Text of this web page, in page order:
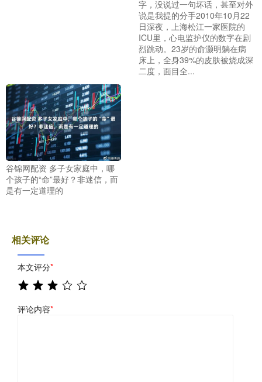
字，没说过一句坏话，甚至对外
说是我提的分手2010年10月22
日深夜，上海松江一家医院的
ICU里，心电监护仪的数字在剧
烈跳动。23岁的俞灏明躺在病
床上，全身39%的皮肤被烧成深
二度，面目全...
谷锦网配资 多子女家庭中，哪
个孩子的“命”最好？非迷信，而
是有一定道理的
相关评论
本文评分*
评论内容*